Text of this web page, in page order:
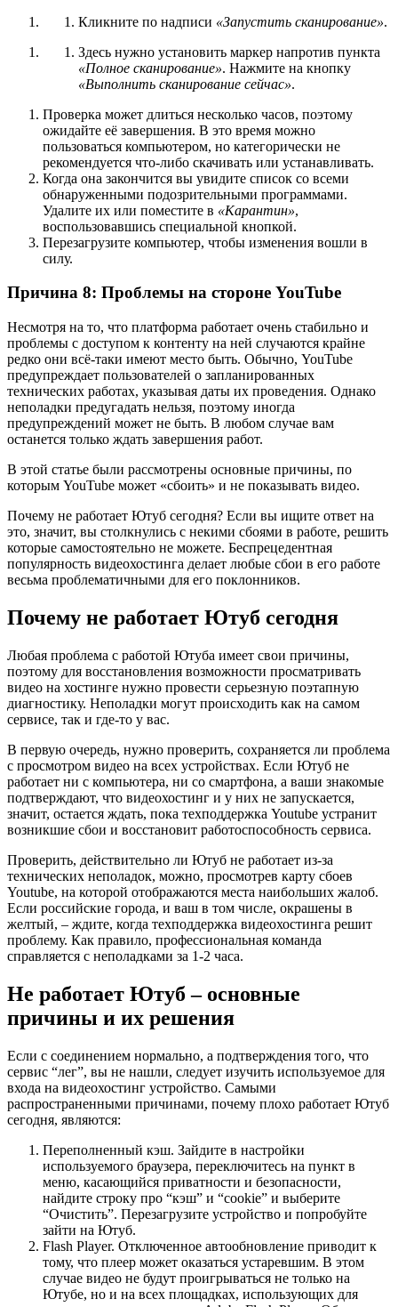
Кликните по надписи «Запустить сканирование».
Здесь нужно установить маркер напротив пункта
«Полное сканирование». Нажмите на кнопку
«Выполнить сканирование сейчас».
Проверка может длиться несколько часов, поэтому
ожидайте её завершения. В это время можно
пользоваться компьютером, но категорически не
рекомендуется что-либо скачивать или устанавливать.
Когда она закончится вы увидите список со всеми
обнаруженными подозрительными программами.
Удалите их или поместите в «Карантин»,
воспользовавшись специальной кнопкой.
Перезагрузите компьютер, чтобы изменения вошли в
силу.
Причина 8: Проблемы на стороне YouTube
Несмотря на то, что платформа работает очень стабильно и
проблемы с доступом к контенту на ней случаются крайне
редко они всё-таки имеют место быть. Обычно, YouTube
предупреждает пользователей о запланированных
технических работах, указывая даты их проведения. Однако
неполадки предугадать нельзя, поэтому иногда
предупреждений может не быть. В любом случае вам
останется только ждать завершения работ.
В этой статье были рассмотрены основные причины, по
которым YouTube может «сбоить» и не показывать видео.
Почему не работает Ютуб сегодня? Если вы ищите ответ на
это, значит, вы столкнулись с некими сбоями в работе, решить
которые самостоятельно не можете. Беспрецедентная
популярность видеохостинга делает любые сбои в его работе
весьма проблематичными для его поклонников.
Почему не работает Ютуб сегодня
Любая проблема с работой Ютуба имеет свои причины,
поэтому для восстановления возможности просматривать
видео на хостинге нужно провести серьезную поэтапную
диагностику. Неполадки могут происходить как на самом
сервисе, так и где-то у вас.
В первую очередь, нужно проверить, сохраняется ли проблема
с просмотром видео на всех устройствах. Если Ютуб не
работает ни с компьютера, ни со смартфона, а ваши знакомые
подтверждают, что видеохостинг и у них не запускается,
значит, остается ждать, пока техподдержка Youtube устранит
возникшие сбои и восстановит работоспособность сервиса.
Проверить, действительно ли Ютуб не работает из-за
технических неполадок, можно, просмотрев карту сбоев
Youtube, на которой отображаются места наибольших жалоб.
Если российские города, и ваш в том числе, окрашены в
желтый, – ждите, когда техподдержка видеохостинга решит
проблему. Как правило, профессиональная команда
справляется с неполадками за 1-2 часа.
Не работает Ютуб – основные
причины и их решения
Если с соединением нормально, а подтверждения того, что
сервис “лег”, вы не нашли, следует изучить используемое для
входа на видеохостинг устройство. Самыми
распространенными причинами, почему плохо работает Ютуб
сегодня, являются:
Переполненный кэш. Зайдите в настройки
используемого браузера, переключитесь на пункт в
меню, касающийся приватности и безопасности,
найдите строку про “кэш” и “cookie” и выберите
“Очистить”. Перезагрузите устройство и попробуйте
зайти на Ютуб.
Flash Player. Отключенное автообновление приводит к
тому, что плеер может оказаться устаревшим. В этом
случае видео не будут проигрываться не только на
Ютубе, но и на всех площадках, использующих для